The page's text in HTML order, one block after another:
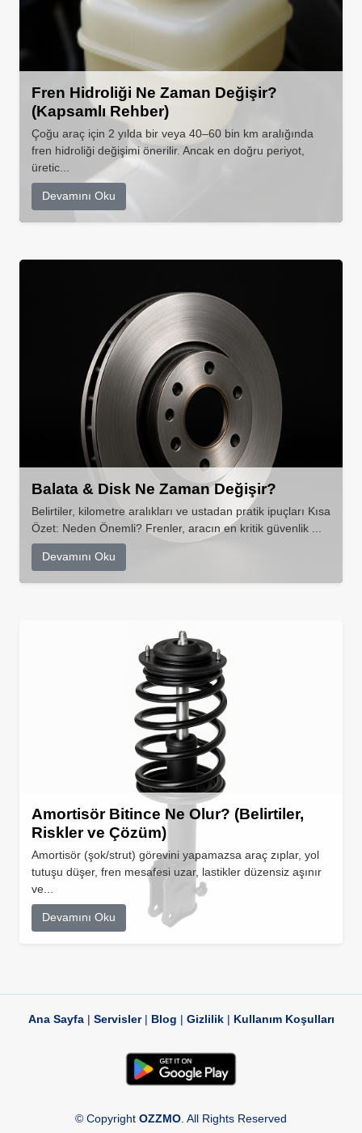
Fren Hidroliği Ne Zaman Değişir?
(Kapsamlı Rehber)
Çoğu araç için 2 yılda bir veya 40–60 bin km aralığında
fren hidroliği değişimi önerilir. Ancak en doğru periyot,
üretic...
Devamını Oku
Balata & Disk Ne Zaman Değişir?
Belirtiler, kilometre aralıkları ve ustadan pratik ipuçları Kısa
Özet: Neden Önemli? Frenler, aracın en kritik güvenlik ...
Devamını Oku
Amortisör Bitince Ne Olur? (Belirtiler,
Riskler ve Çözüm)
Amortisör (şok/strut) görevini yapamazsa araç zıplar, yol
tutuşu düşer, fren mesafesi uzar, lastikler düzensiz aşınır
ve...
Devamını Oku
Ana Sayfa| Servisler| Blog | Gizlilik| Kullanım Koşulları
© Copyright OZZMO . All Rights Reserved